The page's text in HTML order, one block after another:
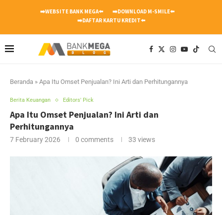
➡️WEBSITE BANK MEGA⬅️
➡️DOWNLOAD M-SMILE⬅️
➡️DAFTAR KARTU KREDIT⬅️
Beranda » Apa Itu Omset Penjualan? Ini Arti dan Perhitungannya
Berita Keuangan Editors' Pick
Apa Itu Omset Penjualan? Ini Arti dan
Perhitungannya
7 February 2026 0 comments 33 views